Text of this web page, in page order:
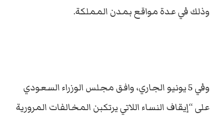
وذلك في عدة مواقع بمدن المملكة.
وفي 5 يونيو الجاري، وافق مجلس الوزراء السعودي
على “إيقاف النساء اللاتي يرتكبن المخالفات المرورية